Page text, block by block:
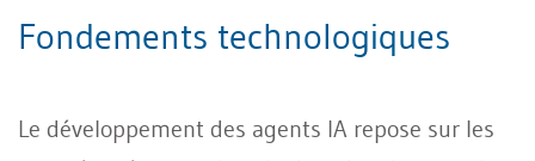
Fondements technologiques
Le développement des agents IA repose sur les